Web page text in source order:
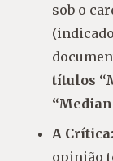
sob o
títulos
A Crítica:
opinião